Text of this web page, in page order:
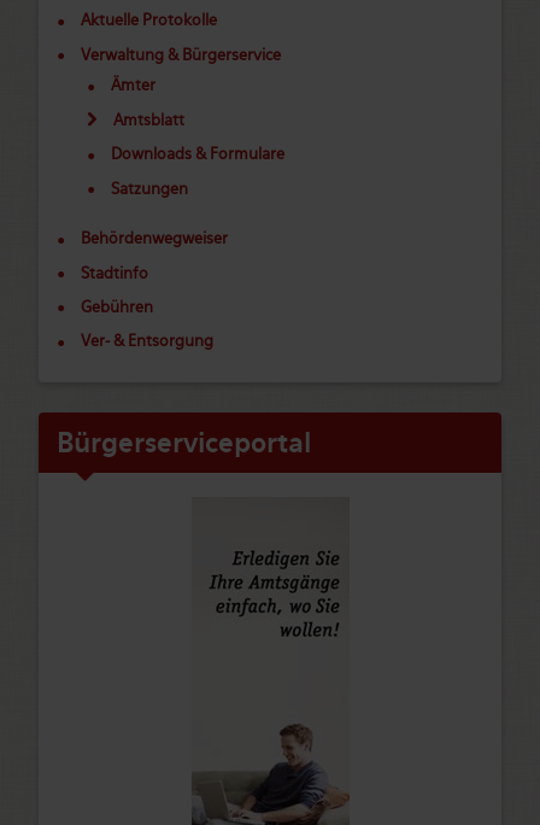
Aktuelle Protokolle
Verwaltung & Bürgerservice
Ämter
Amtsblatt
Downloads & Formulare
Satzungen
Behördenwegweiser
Stadtinfo
Gebühren
Ver- & Entsorgung
Bürgerserviceportal